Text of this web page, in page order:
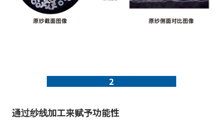
2
通过纱线加工来赋予功能性